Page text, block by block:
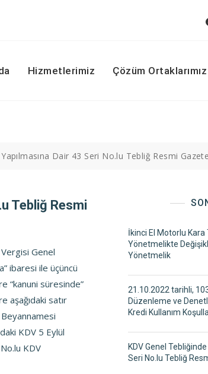
Hizmetlerimiz Çözüm Ortaklarımız
Dair 43 Seri No.lu Tebliğ Resmi
Tebliğ Resmi
Genel
ibaresi ile üçüncü
“kanuni süresinde”
aşağıdaki satır
Beyannamesi
KDV 5 Eylül
KDV
İkinci El Motorlu Kara
Yönetmelikte
Yönetmelik
21.10.2022 tarihli,
Düzenleme ve
Kredi Kullanım
KDV Genel
Seri No.lu Tebliğ